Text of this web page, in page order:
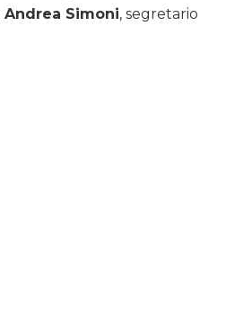
Andrea Simoni, segretario